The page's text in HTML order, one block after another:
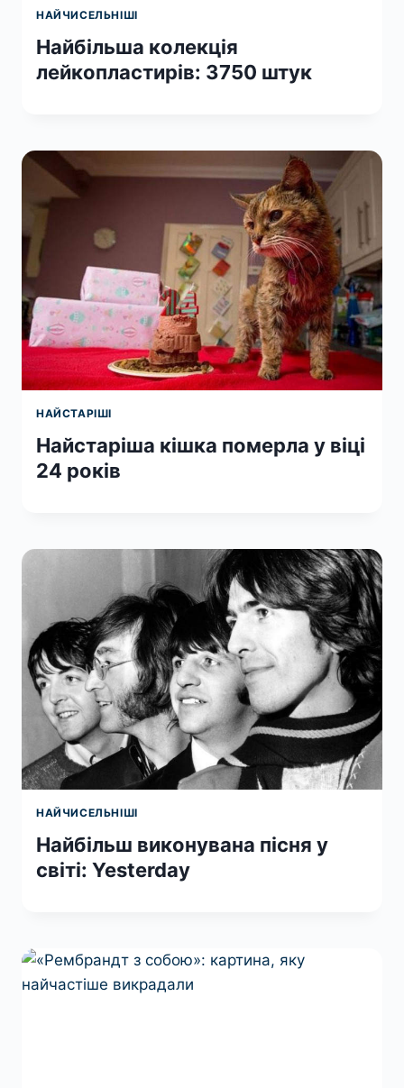
НАЙЧИСЕЛЬНІШІ
Найбільша колекція
лейкопластирів: 3750 штук
НАЙСТАРІШІ
Найстаріша кішка померла у віці
24 років
НАЙЧИСЕЛЬНІШІ
Найбільш виконувана пісня у
світі: Yesterday